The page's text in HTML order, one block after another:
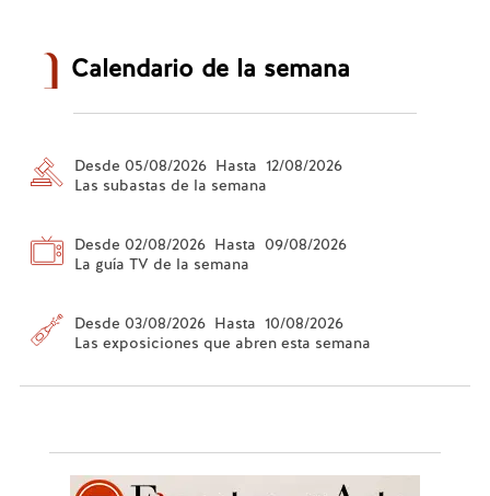
Calendario de la semana
Desde 05/08/2026 Hasta 12/08/2026
Las subastas de la semana
Desde 02/08/2026 Hasta 09/08/2026
La guía TV de la semana
Desde 03/08/2026 Hasta 10/08/2026
Las exposiciones que abren esta semana